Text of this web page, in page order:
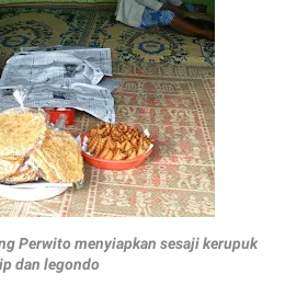
Perwito menyiapkan sesaji kerupuk
dan legondo